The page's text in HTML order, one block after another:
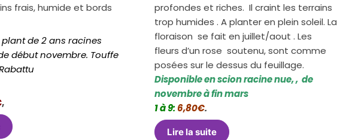
frais, humide et bords
de 2 ans racines
début novembre. Touffe
,
profondes et riches. Il craint les terrains
trop humides . A planter en plein soleil. La
floraison se fait en juillet/aout . Les
fleurs d’un rose soutenu, sont comme
posées sur le dessus du feuillage.
Disponible en scion racine nue, , de
novembre à fin mars
1 à 9: 6,80€.
Lire la suite